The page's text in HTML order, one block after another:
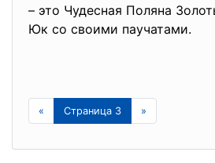
– это Чудесная Поляна
Юк со своими паучатами.
« Страница 3 »